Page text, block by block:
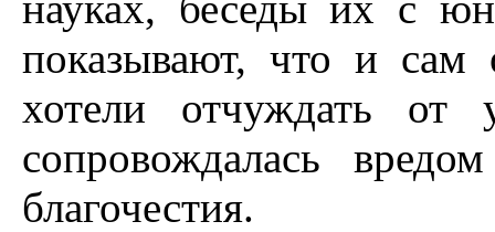
показывают, что и
хотели отчуждать
сопровождалась
благочестия.